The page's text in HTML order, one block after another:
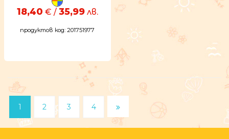
18,40 € / 35,99лв.
продуктов код: 201751977
1 2 3 4